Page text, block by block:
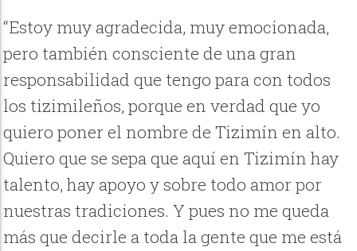
“Estoy muy agradecida, muy emocionada,
pero también consciente de una gran
responsabilidad que tengo para con todos
los tizimileños, porque en verdad que yo
quiero poner el nombre de Tizimín en alto.
Quiero que se sepa que aquí en Tizimín hay
talento, hay apoyo y sobre todo amor por
nuestras tradiciones. Y pues no me queda
más que decirle a toda la gente que me está